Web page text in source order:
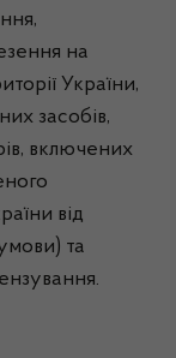
на
України,
засобів,
включених
від
та